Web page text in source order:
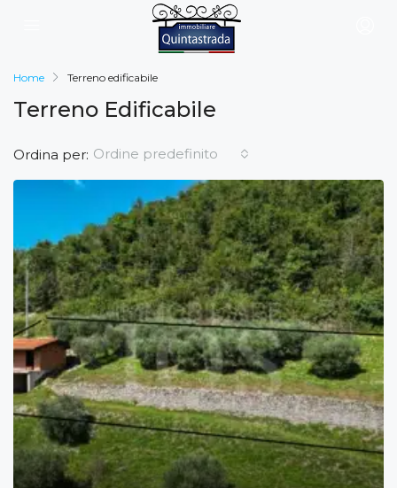
Home Terreno edificabile
Terreno Edificabile
Ordina per: Ordine predefinito